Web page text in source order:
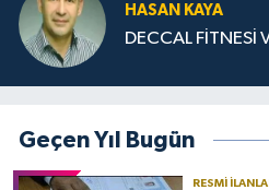
HASAN KAYA
DECCAL FİTNESİ
Geçen Yıl Bugün
RESMI